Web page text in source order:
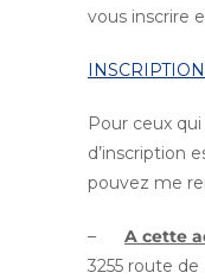
vous inscrire
INSCRIPTION
Pour ceux
d’inscription
pouvez me
– A cette
3255 route